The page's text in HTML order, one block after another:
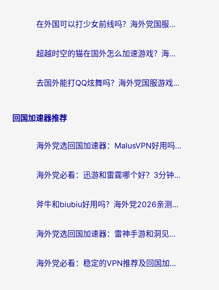
在外国可以打少女前线吗？海外党国服游戏畅玩终极指南（附避坑技巧）
超越时空的猫在国外怎么加速游戏？海外玩家国服畅玩终极指南
去国外能打QQ炫舞吗？海外党国服游戏不卡顿的终极指南
回国加速器推荐
海外党选回国加速器：MalusVPN好用吗？和快帆VPN哪个好？附真实对比与避坑指南
海外党必看：迅游和雷霆哪个好？3分钟教你选对回国加速器，无缝刷国内剧玩手游
斧牛和biubiu好用吗？海外党2026亲测回国加速器指南，附番茄加速器深度体验
海外党选回国加速器：雷神手游和洞见哪个好？附iPhone免费VPN推荐及ChickCNUfunR实测
海外党必看：稳定的VPN推荐及回国加速器选择全攻略——告别地域限制，轻松刷国内资源